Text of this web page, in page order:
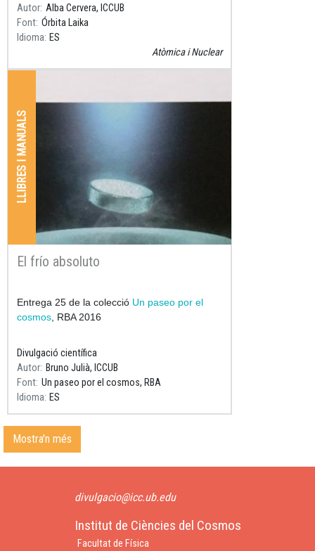
Autor Alba Cervera, ICCUB
Font Órbita Laika
Idioma ES
Atòmica i Nuclear
LLIBRES I MANUALS
El frío absoluto
Resum
Entrega 25 de la colecció Un paseo por el
cosmos, RBA 2016
Divulgació científica
Autor Bruno Julià, ICCUB
Font Un paseo por el cosmos, RBA
Idioma ES
Mostra'n més
divulgacio@icc.ub.edu
Institut de Ciències del Cosmos
Facultat de Física